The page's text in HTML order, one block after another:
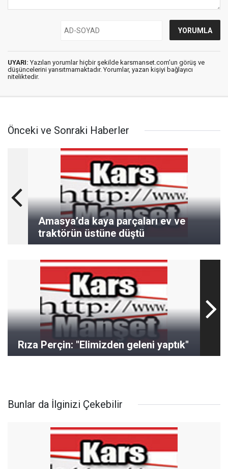
UYARI: Yazılan yorumlar hiçbir şekilde karsmanset.com’un görüş ve
düşüncelerini yansıtmamaktadır. Yorumlar, yazan kişiyi bağlayıcı
niteliktedir.
Önceki ve Sonraki Haberler
Amasya’da kaya parçaları ev ve
traktörün üstüne düştü
Rıza Perçin: "Elimizden geleni yaptık"
Bunlar da İlginizi Çekebilir